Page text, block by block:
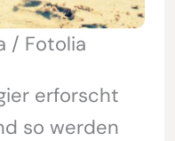
/ Fotolia
erforscht
so werden